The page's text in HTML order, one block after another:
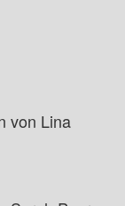
von Lina